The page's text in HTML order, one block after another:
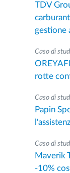
TDV
gestione
Caso di
rotte
Caso di
Papin
Caso di
Maverik
-10%